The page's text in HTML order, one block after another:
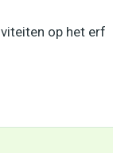
op het erf